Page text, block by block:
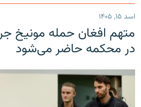
اسد ۱۵, ۱۴۰۵
متهم افغان حمله مونیخ
در محکمه حاضر می‌شود